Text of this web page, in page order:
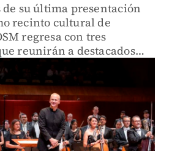
de su última presentación
recinto cultural de
regresa con tres
reunirán a destacados